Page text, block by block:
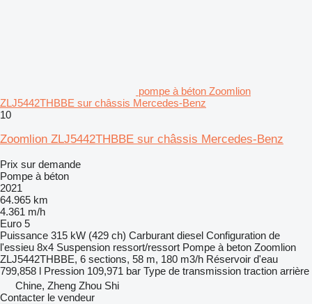
pompe à béton Zoomlion
ZLJ5442THBBE sur châssis Mercedes-Benz
10
Zoomlion ZLJ5442THBBE sur châssis Mercedes-Benz
Prix sur demande
Pompe à béton
2021
64.965 km
4.361 m/h
Euro 5
Puissance 315 kW (429 ch) Carburant diesel Configuration de
l'essieu 8x4 Suspension ressort/ressort Pompe à beton Zoomlion
ZLJ5442THBBE, 6 sections, 58 m, 180 m3/h Réservoir d'eau
799,858 l Pression 109,971 bar Type de transmission traction arrière
Chine, Zheng Zhou Shi
Contacter le vendeur